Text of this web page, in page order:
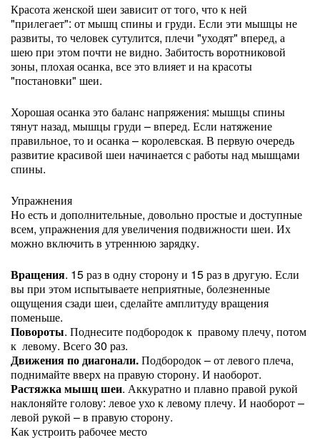
Красота женской шеи зависит от того, что к ней
"прилегает": от мышц спины и груди. Если эти мышцы не
развиты, то человек сутулится, плечи "уходят" вперед, а
шею при этом почти не видно. Забитость воротниковой
зоны, плохая осанка, все это влияет и на красоты
"постановки" шеи.
Хорошая осанка это баланс напряжения: мышцы спины
тянут назад, мышцы груди – вперед. Если натяжение
правильное, то и осанка – королевская. В первую очередь
развитие красивой шеи начинается с работы над мышцами
спины.
Упражнения
Но есть и дополнительные, довольно простые и доступные
всем, упражнения для увеличения подвижности шеи. Их
можно включить в утреннюю зарядку.
Вращения. 15 раз в одну сторону и 15 раз в другую. Если
вы при этом испытываете неприятные, болезненные
ощущения сзади шеи, сделайте амплитуду вращения
поменьше.
Повороты. Поднесите подбородок к правому плечу, потом
к левому. Всего 30 раз.
Движения по диагонали.Подбородок – от левого плеча,
поднимайте вверх на правую сторону. И наоборот.
Растяжка мышц шеи. Аккуратно и плавно правой рукой
наклоняйте голову: левое ухо к левому плечу. И наоборот –
левой рукой – в правую сторону.
Как устроить рабочее место